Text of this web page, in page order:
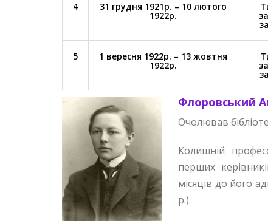
4 31 грудня 1921р. – 10 лютого
1922р.
5 1 вересня 1922р. – 13 жовтня
1922р.
Флоровський
Очолював
Колишній
перших
місяців до його
р.).